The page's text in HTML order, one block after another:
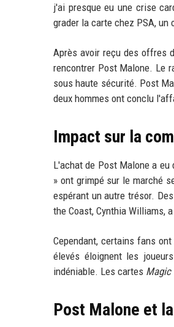
j'ai presque eu une crise
grader la carte chez PSA, un
Après avoir reçu des offres
rencontrer Post Malone. Le
sous haute sécurité. Post
deux hommes ont conclu
Impact sur la
L'achat de Post Malone a
» ont grimpé sur le marché
espérant un autre trésor.
the Coast, Cynthia Williams,
Cependant, certains fans
élevés éloignent les
indéniable. Les cartes Magic
Post Malone et